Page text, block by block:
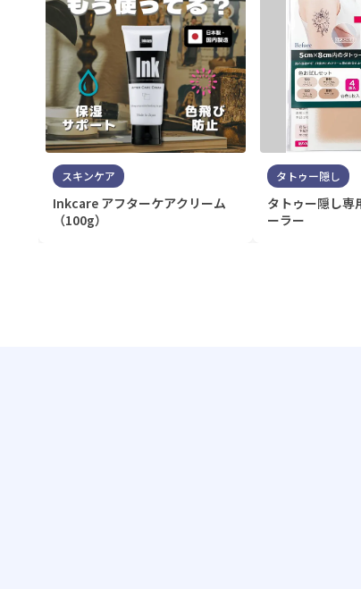
スキンケア
Inkcare アフターケアクリーム
（100g）
タトゥー隠し
タトゥー隠し専
ーラー